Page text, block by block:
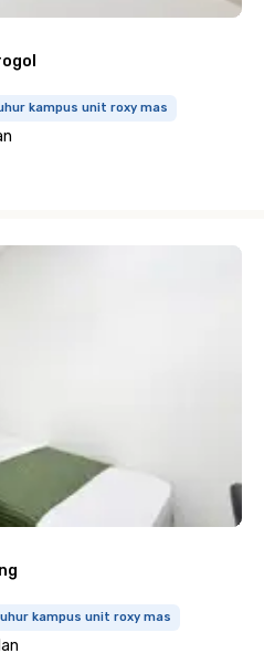
kampus unit roxy mas
kampus unit roxy mas